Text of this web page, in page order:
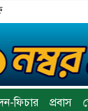
ফিচার প্রবাস